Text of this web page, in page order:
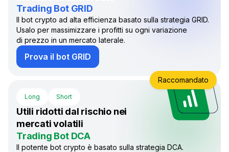
Trading Bot GRID
Il bot crypto ad alta efficienza basato sulla strategia GRID.
Usalo per massimizzare i profitti su ogni variazione
di prezzo in un mercato laterale.
Prova il bot GRID
Long Short
Utili ridotti dal rischio nei
mercati volatili
Trading Bot DCA
Il potente bot crypto è basato sulla strategia DCA.
Raccomandato